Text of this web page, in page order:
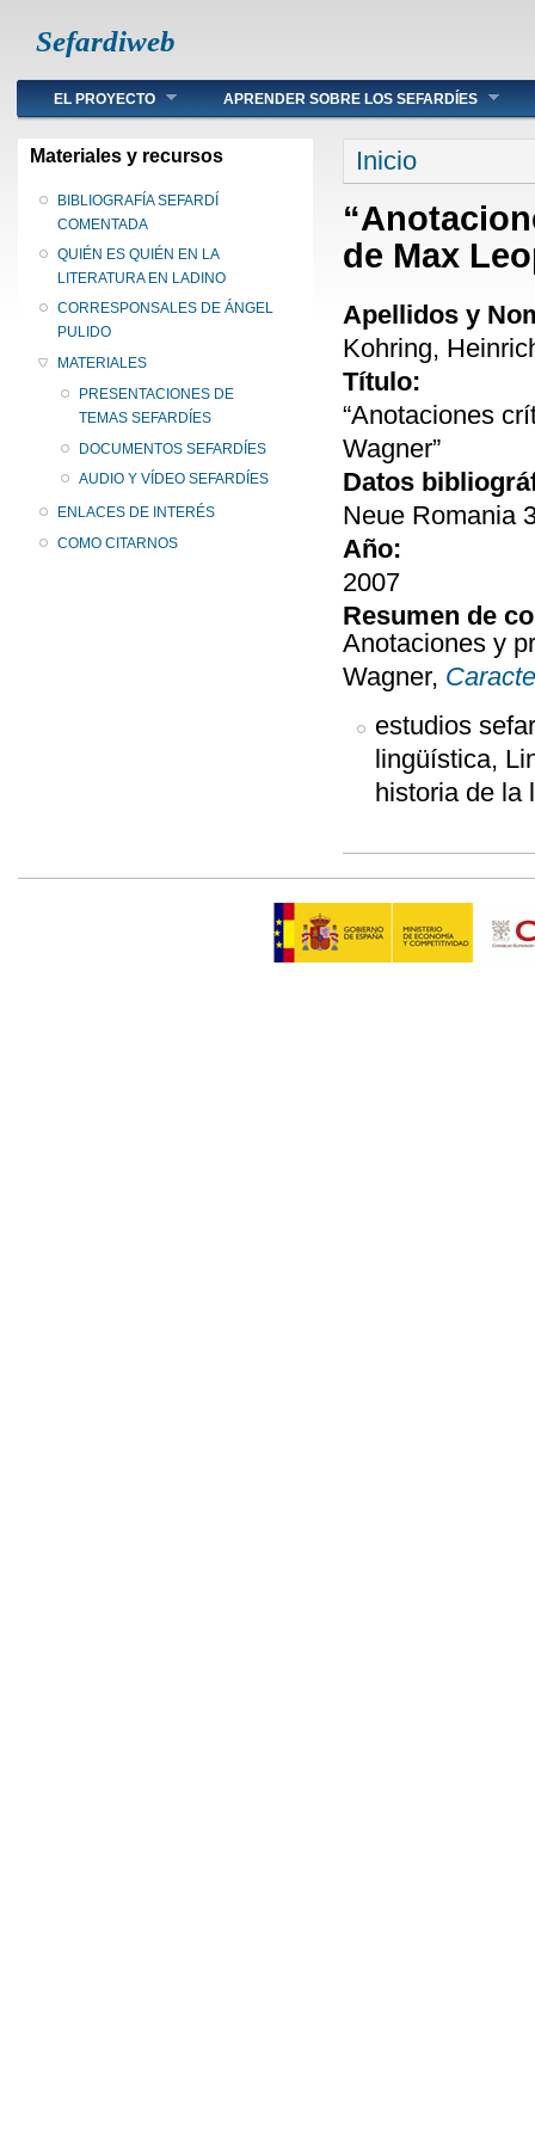
Sefardiweb
Main menu
EL PROYECTO APRENDER SOBRE LOS SEFARDÍES
Materiales y recursos
BIBLIOGRAFÍA SEFARDÍ
COMENTADA
QUIÉN ES QUIÉN EN LA
LITERATURA EN LADINO
CORRESPONSALES DE ÁNGEL
PULIDO
MATERIALES
PRESENTACIONES DE
TEMAS SEFARDÍES
DOCUMENTOS SEFARDÍES
AUDIO Y VÍDEO SEFARDÍES
ENLACES DE INTERÉS
COMO CITARNOS
Se encuentra
Inicio
de Max
Apellidos y
Kohring,
Título:
“Anotaciones
Wagner”
Datos
Neue Romania
Año:
2007
Resumen de
Anotaciones y
Wagner,
estudios
lingüística,
historia de la